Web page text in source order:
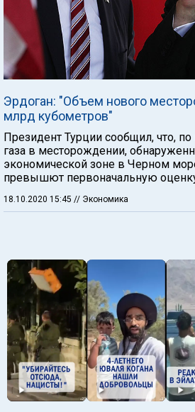
Эрдоган: "Объем нового
млрд кубометров"
Президент Турции сообщил, что,
газа в месторождении,
экономической зоне в Черном
превышют первоначальную
18.10.2020 15:45 // Экономика